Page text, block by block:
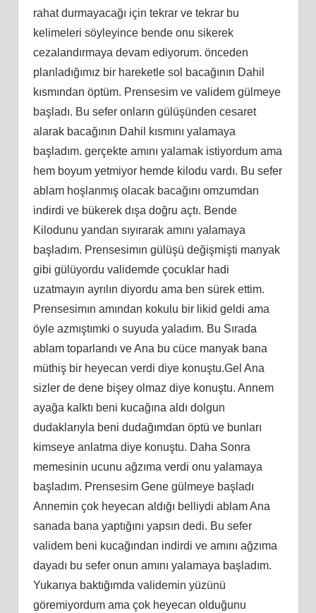
rahat durmayacağı için tekrar ve tekrar bu
kelimeleri söyleyince bende onu sikerek
cezalandırmaya devam ediyorum. önceden
planladığımız bir hareketle sol bacağının Dahil
kısmından öptüm. Prensesim ve validem gülmeye
başladı. Bu sefer onların gülüşünden cesaret
alarak bacağının Dahil kısmını yalamaya
başladım. gerçekte amını yalamak istiyordum ama
hem boyum yetmiyor hemde kilodu vardı. Bu sefer
ablam hoşlanmış olacak bacağını omzumdan
indirdi ve bükerek dışa doğru açtı. Bende
Kilodunu yandan sıyırarak amını yalamaya
başladım. Prensesimın gülüşü değişmişti manyak
gibi gülüyordu validemde çocuklar hadi
uzatmayın ayrılın diyordu ama ben sürek ettim.
Prensesimın amından kokulu bir likid geldi ama
öyle azmıştımki o suyuda yaladım. Bu Sırada
ablam toparlandı ve Ana bu cüce manyak bana
müthiş bir heyecan verdi diye konuştu.Gel Ana
sizler de dene bişey olmaz diye konuştu. Annem
ayağa kalktı beni kucağına aldı dolgun
dudaklarıyla beni dudağımdan öptü ve bunları
kimseye anlatma diye konuştu. Daha Sonra
memesinin ucunu ağzıma verdi onu yalamaya
başladım. Prensesim Gene gülmeye başladı
Annemin çok heyecan aldığı belliydi ablam Ana
sanada bana yaptığını yapsın dedi. Bu sefer
validem beni kucağından indirdi ve amını ağzıma
dayadı bu sefer onun amını yalamaya başladım.
Yukarıya baktığımda validemin yüzünü
göremiyordum ama çok heyecan olduğunu